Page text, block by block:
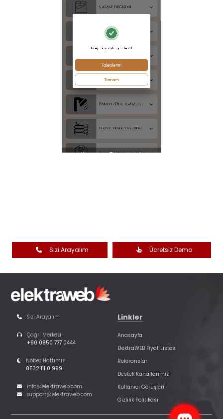
Sizi Arayalım Ücretsiz Demo
Sizi Arayalım
Çağrı Merkezi
+90 0850 777 0444
Nöbet Hattımız
0532 111 0 999
info@elektraweb.com
support@elektraweb.com
Linkler
Anasayfa
ElektraWEB Fiyat Listesi
Referanslar
Destek Kanallarımız
Kullanıcı Görüşleri
Gizlilik Politikası